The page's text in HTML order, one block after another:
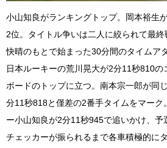
小山知良がランキングトップ。岡本裕生
2位。タイトル争いは二人に絞られて最終
快晴のもとで始まった30分間のタイムア
日本ルーキーの荒川晃大が2分11秒810
ボードのトップに立つ。南本宗一郎が同
分11秒818と僅差の2番手タイムをマーク
ー小山知良が2分11秒945で追いかけ、予
チェッカーが振られるまで各車積極的に